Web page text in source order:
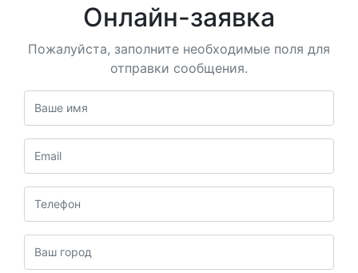
Онлайн-заявка
Пожалуйста, заполните необходимые поля для
отправки сообщения.